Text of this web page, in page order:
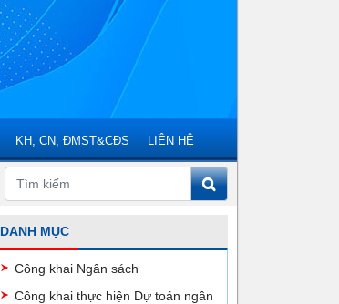
KH, CN, ĐMST&CĐS LIÊN HỆ
DANH MỤC
Công khai Ngân sách
Công khai thực hiện Dự toán ngân